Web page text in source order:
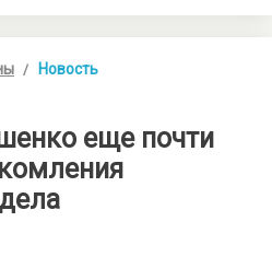
Новость
еще почти